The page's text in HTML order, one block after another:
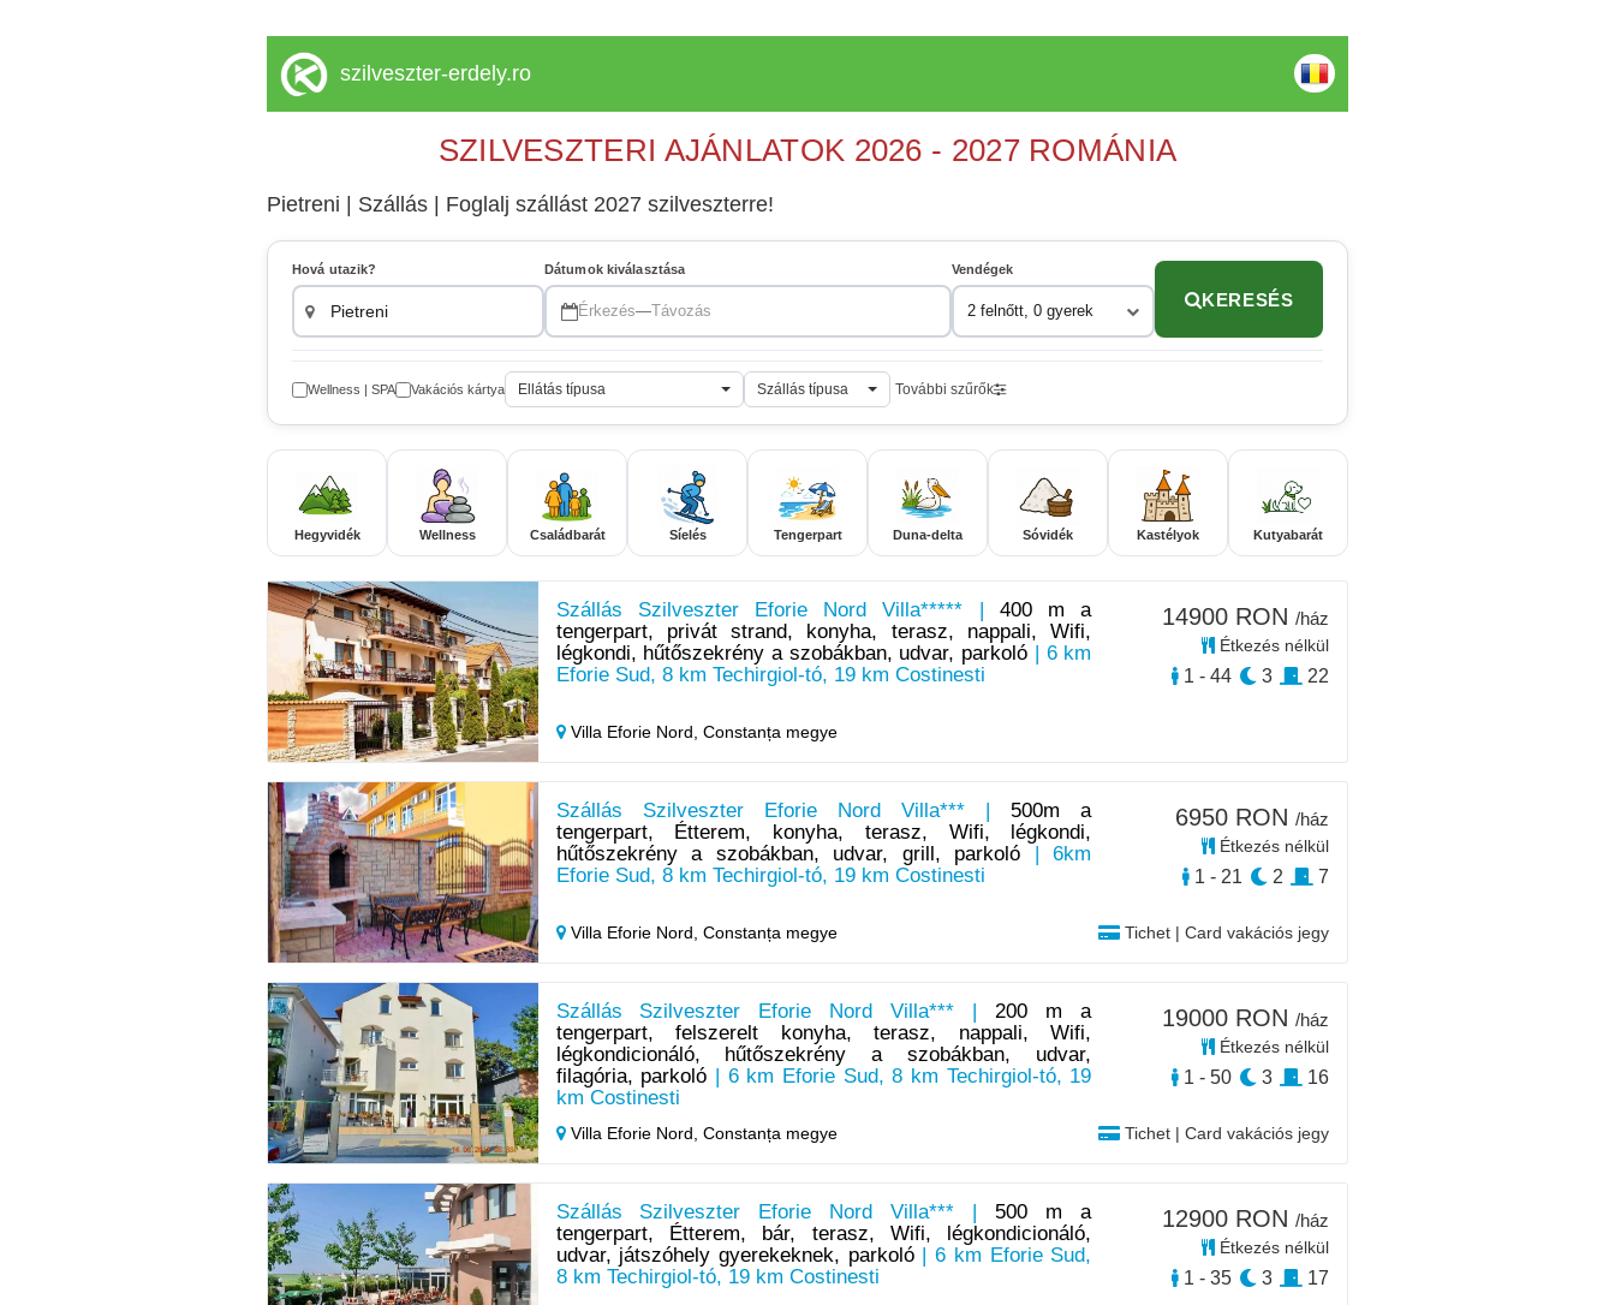
szilveszter-erdely.ro
SZILVESZTERI AJÁNLATOK 2026 - 2027 ROMÁNIA
Pietreni | Szállás | Foglalj szállást 2027 szilveszterre!
Hová utazik? Dátumok kiválasztása
Érkezés—Távozás
Vendégek
2 felnőtt, 0 gyerek
KERESÉS
Wellness | SPA Vakációs kártya Ellátás típusa Szállás típusa További szűrők
Hegyvidék Wellness Családbarát Síelés Tengerpart Duna-delta Sóvidék Kastélyok Kutyabarát
Szállás Szilveszter Eforie Nord Villa***** | 400 m a
tengerpart, privát strand, konyha, terasz, nappali, Wifi,
légkondi, hűtőszekrény a szobákban, udvar, parkoló | 6 km
Eforie Sud, 8 km Techirgiol-tó, 19 km Costinesti
Villa Eforie Nord, Constanța megye
14900 RON /ház
Étkezés nélkül
1 - 44 3 22
Szállás Szilveszter Eforie Nord Villa*** | 500m a
tengerpart, Étterem, konyha, terasz, Wifi, légkondi,
hűtőszekrény a szobákban, udvar, grill, parkoló | 6km
Eforie Sud, 8 km Techirgiol-tó, 19 km Costinesti
Villa Eforie Nord, Constanța megye Tichet | Card vakációs jegy
6950 RON /ház
Étkezés nélkül
1 - 21 2 7
Szállás Szilveszter Eforie Nord Villa*** |200 m a
tengerpart, felszerelt konyha, terasz, nappali, Wifi,
légkondicionáló, hűtőszekrény a szobákban, udvar,
filagória, parkoló | 6 km Eforie Sud, 8 km Techirgiol-tó, 19
km Costinesti
Villa Eforie Nord, Constanța megye Tichet | Card vakációs jegy
19000 RON /ház
Étkezés nélkül
1 - 50 3 16
Szállás Szilveszter Eforie Nord Villa*** | 500 m a
tengerpart, Étterem, bár, terasz, Wifi, légkondicionáló,
udvar, játszóhely gyerekeknek, parkoló| 6 km Eforie Sud,
8 km Techirgiol-tó, 19 km Costinesti
12900 RON /ház
Étkezés nélkül
1 - 35 3 17